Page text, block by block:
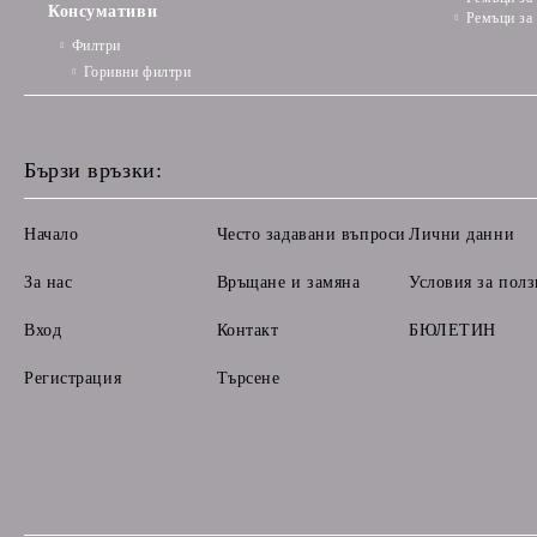
Консумативи
Филтри
Горивни филтри
Ремъци
Бързи връзки:
Начало
За нас
Вход
Регистрация
Често задавани въпроси
Връщане и замяна
Контакт
Търсене
Лични данни
Условия за
БЮЛЕТИН